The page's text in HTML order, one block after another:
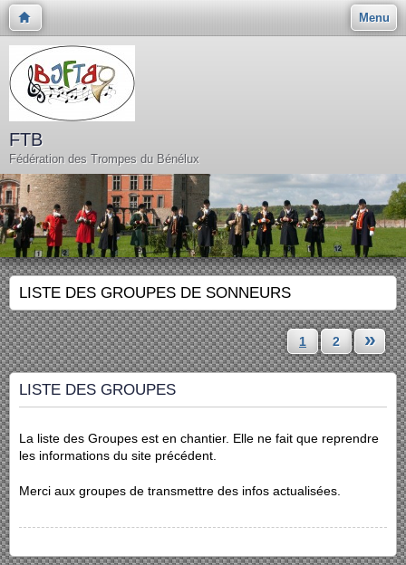
Menu
FTB
Fédération des Trompes du Bénélux
LISTE DES GROUPES DE SONNEURS
1 2 »
LISTE DES GROUPES
La liste des Groupes est en chantier. Elle ne fait que reprendre
les informations du site précédent.
Merci aux groupes de transmettre des infos actualisées.